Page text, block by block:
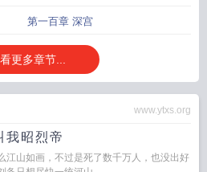
第一百章 深宫
更多章节...
www.ytxs.org
我昭烈帝
江山如画，不过是死了数千万人，也没出好